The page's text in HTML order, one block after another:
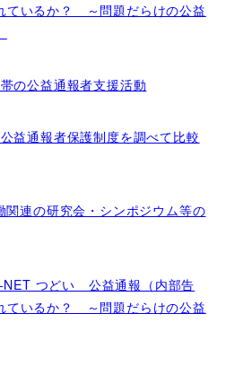
ているか？ ～問題だらけの公益
の公益通報者支援活動
益通報者保護制度を調べて比較
連の研究会・シンポジウム等の
NET つどい 公益通報（内部告
ているか？ ～問題だらけの公益